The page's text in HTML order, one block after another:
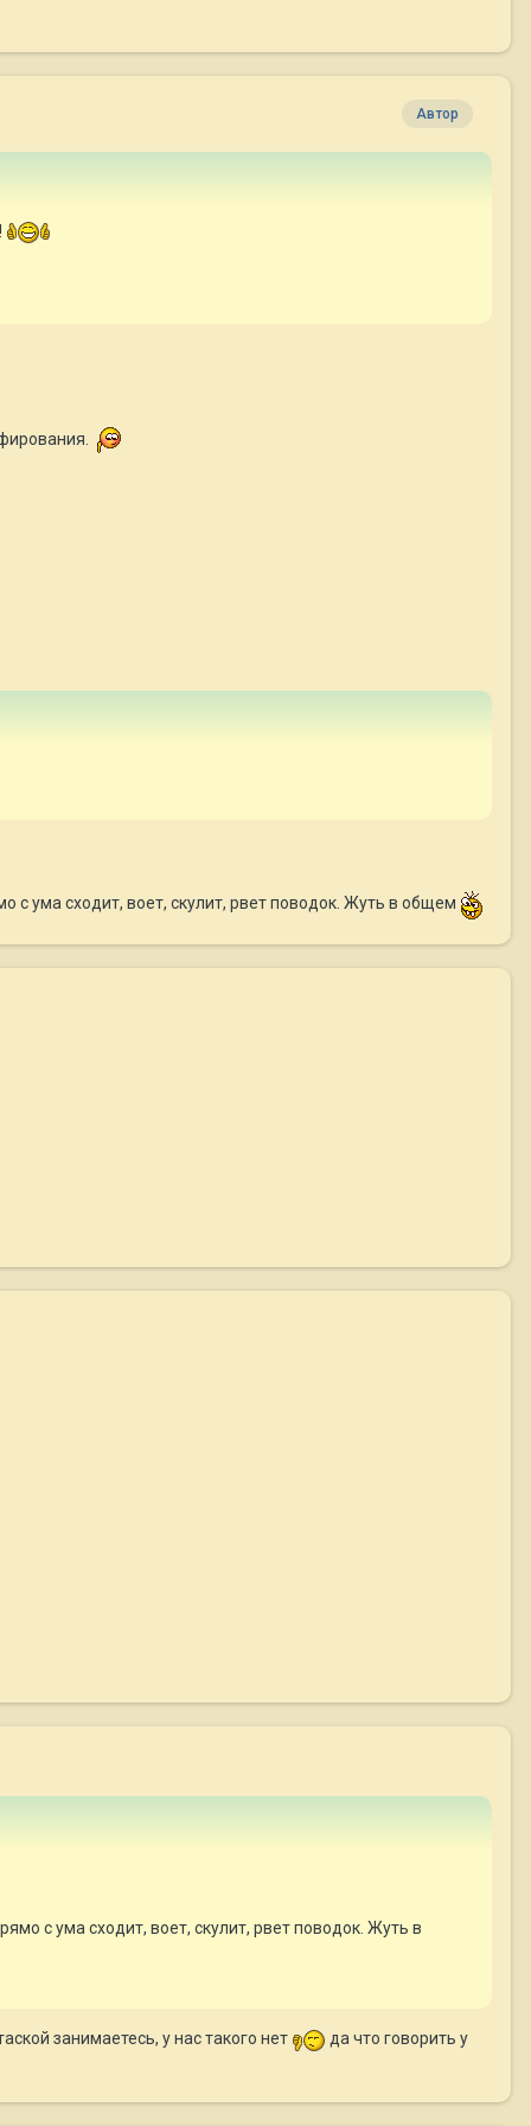
Автор
с ума сходит, воет, скулит, рвет поводок. Жуть в общем
с ума сходит, воет, скулит, рвет поводок. Жуть в
занимаетесь, у нас такого нет да что говорить у